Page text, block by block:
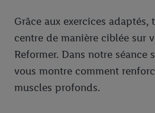
Grâce aux exercices adaptés,
centre de manière ciblée sur
Reformer. Dans notre séance
vous montre comment
muscles profonds.